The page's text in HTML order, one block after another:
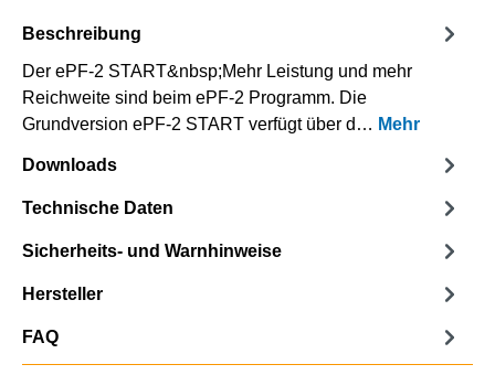
Beschreibung
Der ePF-2 START&nbsp;Mehr Leistung und mehr
Reichweite sind beim ePF-2 Programm. Die
Grundversion ePF-2 START verfügt über d… Mehr
Downloads
Technische Daten
Sicherheits- und Warnhinweise
Hersteller
FAQ